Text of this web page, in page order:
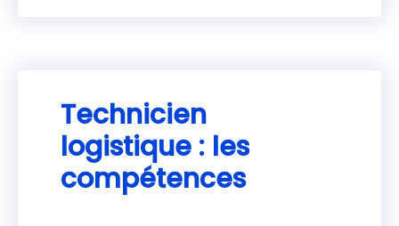
Technicien
logistique : les
compétences